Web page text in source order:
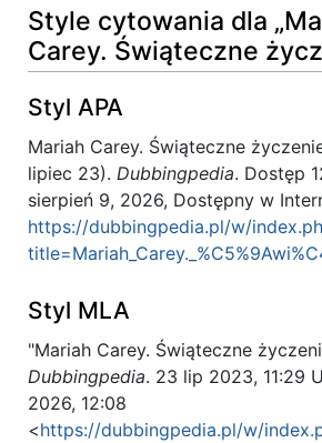
Style cytowania dla
Carey. Świąteczne
Styl APA
Mariah Carey. Świąteczne
lipiec 23). Dubbingpedia. Dostęp
sierpień 9, 2026, Dostępny w
https://dubbingpedia.pl/w/
Styl MLA
"Mariah Carey. Świąteczne
Dubbingpedia. 23 lip 2023, 11:29
2026, 12:08
<https://dubbingpedia.pl/w/